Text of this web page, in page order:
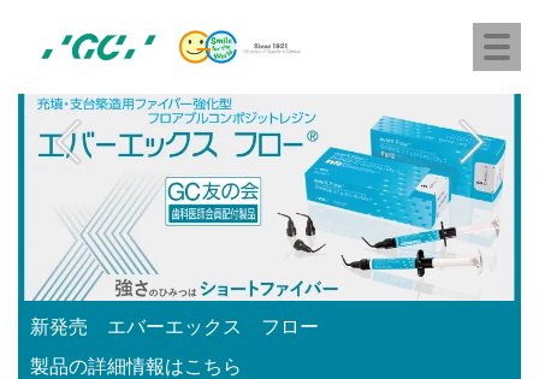
content
ジ
ー
シ
ー
A healthy smile greatly contributes to your quality of life
新発売 エバーエックス フロー
製品の詳細情報はこちら
「セラスマート テクノロジーブック」公開
「イニシャル LiSi（リジ）ブロック テクノロジーブッ
ク」公開
歯を内部まで白くする
医療ホワイトニング ティオン®
新製品 イオム ナゴミ for DH
専用サイトはこちら
新製品バキュクレーブ 118 / 318 Prime
製品の詳細情報はこちら
インプラント Aadva®
ショートインプラント新発売
GCグループ企業